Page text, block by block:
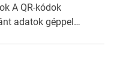
A QR-kódok
adatok géppel
leolvasó